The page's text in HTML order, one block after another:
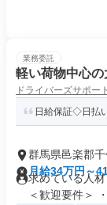
業務委託
軽い荷物中心
ドライバーズサポー
日給保証◇日払
群馬県邑楽郡
月給34万円～
求めている人
＜歓迎要件＞